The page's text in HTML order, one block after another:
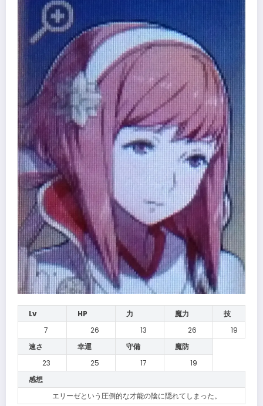
Lv HP 力 魔力
技
7
26 13 26
19
速さ
幸運 守備
魔防
23
25 17
19
感想
エリーゼという圧倒的な才能の陰に隠れてしまった。